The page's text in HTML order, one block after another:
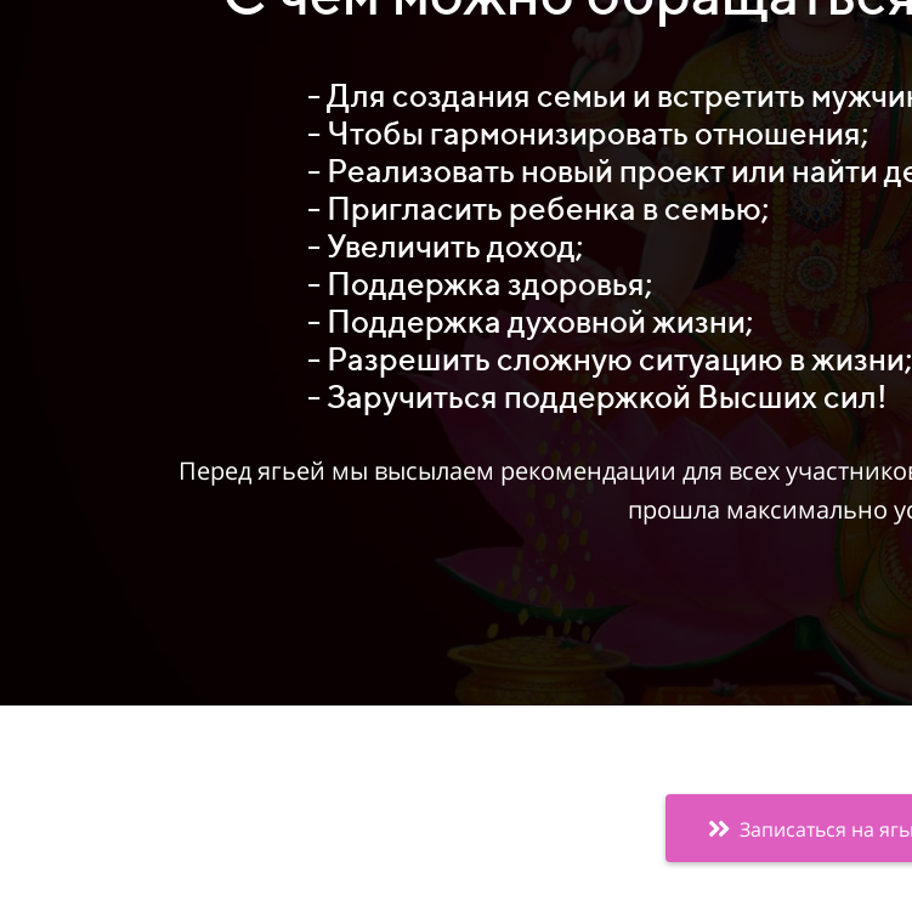
- Для создания семьи и встретить
- Чтобы гармонизировать отношения;
- Реализовать новый проект или найти
- Пригласить ребенка в семью;
- Увеличить доход;
- Поддержка здоровья;
- Поддержка духовной жизни;
- Разрешить сложную ситуацию в жизни;
- Заручиться поддержкой Высших сил!
Перед ягьей мы высылаем рекомендации для всех
прошла максимально
Записаться на